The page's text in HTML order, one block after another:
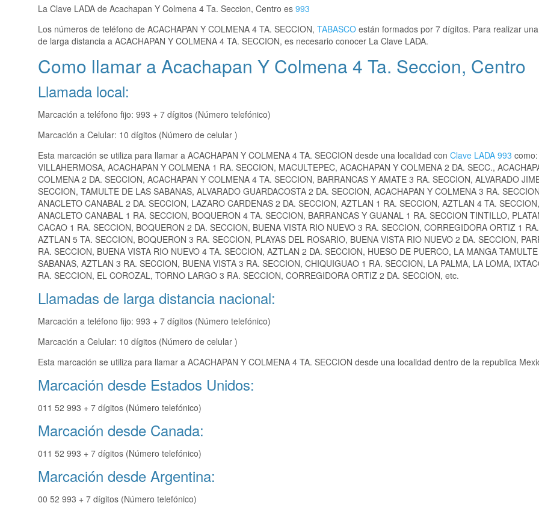
La Clave LADA de Acachapan Y Colmena 4 Ta. Seccion, Centro es 993
Los números de teléfono de ACACHAPAN Y COLMENA 4 TA. SECCION, TABASCO están formados por 7 dígitos. Para realizar
de larga distancia a ACACHAPAN Y COLMENA 4 TA. SECCION, es necesario conocer La Clave LADA.
Como llamar a Acachapan Y Colmena 4 Ta. Seccion, Centro
Llamada local:
Marcación a teléfono fijo: 993 + 7 dígitos (Número telefónico)
Marcación a Celular: 10 dígitos (Número de celular )
Esta marcación se utiliza para llamar a ACACHAPAN Y COLMENA 4 TA. SECCION desde una localidad con Clave LADA 993 como:
VILLAHERMOSA, ACACHAPAN Y COLMENA 1 RA. SECCION, MACULTEPEC, ACACHAPAN Y COLMENA 2 DA. SECC.,
COLMENA 2 DA. SECCION, ACACHAPAN Y COLMENA 4 TA. SECCION, BARRANCAS Y AMATE 3 RA. SECCION, ALVARADO
SECCION, TAMULTE DE LAS SABANAS, ALVARADO GUARDACOSTA 2 DA. SECCION, ACACHAPAN Y COLMENA 3 RA.
ANACLETO CANABAL 2 DA. SECCION, LAZARO CARDENAS 2 DA. SECCION, AZTLAN 1 RA. SECCION, AZTLAN 4 TA. SECCION,
ANACLETO CANABAL 1 RA. SECCION, BOQUERON 4 TA. SECCION, BARRANCAS Y GUANAL 1 RA. SECCION TINTILLO,
CACAO 1 RA. SECCION, BOQUERON 2 DA. SECCION, BUENA VISTA RIO NUEVO 3 RA. SECCION, CORREGIDORA ORTIZ 1
AZTLAN 5 TA. SECCION, BOQUERON 3 RA. SECCION, PLAYAS DEL ROSARIO, BUENA VISTA RIO NUEVO 2 DA. SECCION,
RA. SECCION, BUENA VISTA RIO NUEVO 4 TA. SECCION, AZTLAN 2 DA. SECCION, HUESO DE PUERCO, LA MANGA
SABANAS, AZTLAN 3 RA. SECCION, BUENA VISTA 3 RA. SECCION, CHIQUIGUAO 1 RA. SECCION, LA PALMA, LA LOMA,
RA. SECCION, EL COROZAL, TORNO LARGO 3 RA. SECCION, CORREGIDORA ORTIZ 2 DA. SECCION, etc.
Llamadas de larga distancia nacional:
Marcación a teléfono fijo: 993 + 7 dígitos (Número telefónico)
Marcación a Celular: 10 dígitos (Número de celular )
Esta marcación se utiliza para llamar a ACACHAPAN Y COLMENA 4 TA. SECCION desde una localidad dentro de la republica
Marcación desde Estados Unidos:
011 52 993 + 7 dígitos (Número telefónico)
Marcación desde Canada:
011 52 993 + 7 dígitos (Número telefónico)
Marcación desde Argentina:
00 52 993 + 7 dígitos (Número telefónico)